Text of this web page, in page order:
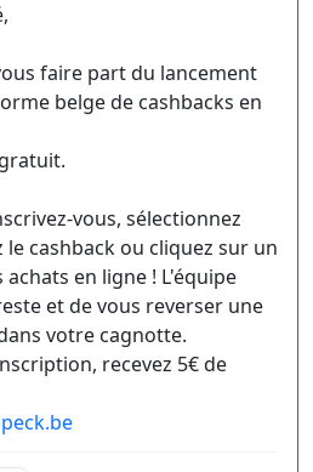
faire part du lancement
belge de cashbacks en
vous, sélectionnez
cashback ou cliquez sur un
en ligne ! L'équipe
et de vous reverser une
votre cagnotte.
recevez 5€ de